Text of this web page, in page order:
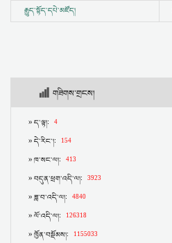
རྒྱུད་སྟོད་དཔེ་མཛོད།